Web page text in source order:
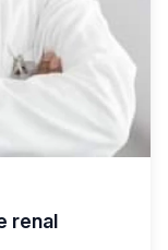
renal